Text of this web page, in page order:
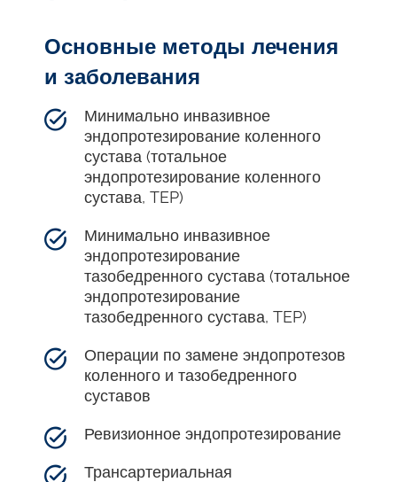
Основные методы лечения
и заболевания
Минимально инвазивное
эндопротезирование коленного
сустава (тотальное
эндопротезирование коленного
сустава, TEP)
Минимально инвазивное
эндопротезирование
тазобедренного сустава (тотальное
эндопротезирование
тазобедренного сустава, TEP)
Операции по замене эндопротезов
коленного и тазобедренного
суставов
Ревизионное эндопротезирование
Трансартериальная